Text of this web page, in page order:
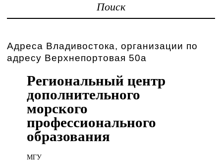
Поиск
Адреса Владивостока, организации по
адресу Верхнепортовая 50а
Региональный центр
дополнительного
морского
профессионального
образования
МГУ